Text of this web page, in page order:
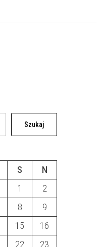
Szukaj
S
N
1
2
8
9
15
16
22 23